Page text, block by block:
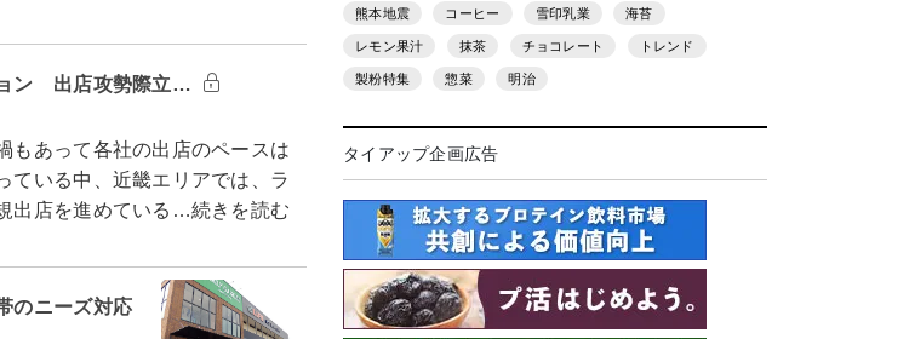
ョン 出店攻勢際立…
あって各社の出店のペースは
ている中、近畿エリアでは、ラ
出店を進めている…続きを読む
のニーズ対応
熊本地震 コーヒー 雪印乳業 海苔
レモン果汁 抹茶 チョコレート トレンド
製粉特集 惣菜 明治
タイアップ企画広告